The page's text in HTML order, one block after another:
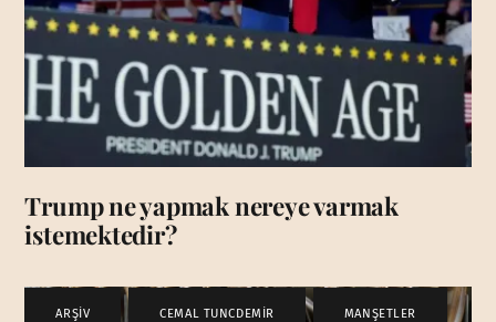
Trump ne yapmak nereye varmak
istemektedir?
ARŞİV CEMAL TUNCDEMİR , MANŞETLER